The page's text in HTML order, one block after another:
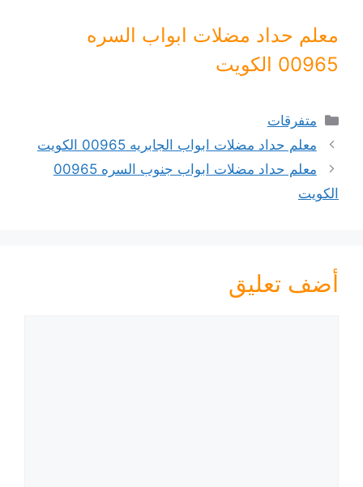
معلم حداد مضلات ابواب السره
00965 الكويت
التصنيفات
متفرقات
معلم حداد مضلات ابواب الجابريه 00965 الكويت
معلم حداد مضلات ابواب جنوب السره 00965
الكويت
أضف تعليق